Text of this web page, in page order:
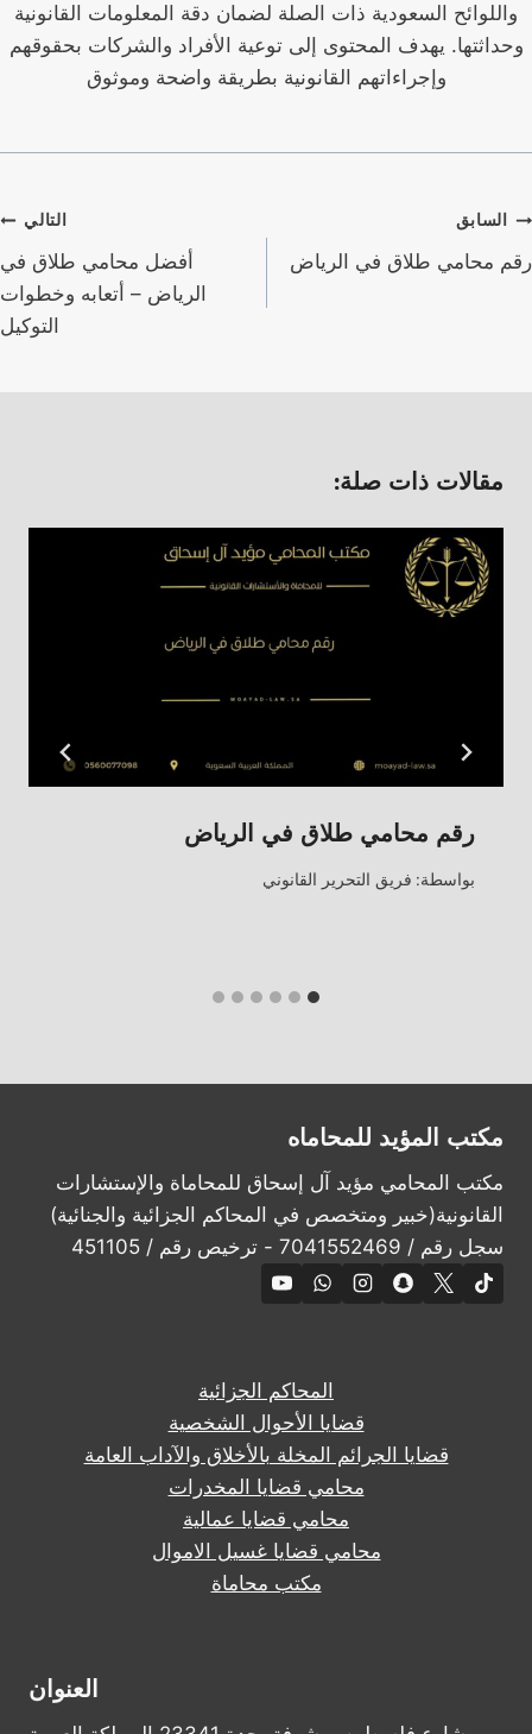
واللوائح السعودية ذات الصلة لضمان دقة المعلومات القانونية
وحداثتها. يهدف المحتوى إلى توعية الأفراد والشركات بحقوقهم
وإجراءاتهم القانونية بطريقة واضحة وموثوق
تصفّح
المقالات
السابق
رقم محامي طلاق في الرياض
التالي
أفضل محامي طلاق في
الرياض – أتعابه وخطوات
التوكيل
مقالات ذات صلة:
رقم محامي طلاق في الرياض
بواسطة: فريق التحرير القانوني
مكتب المؤيد للمحاماه
مكتب المحامي مؤيد آل إسحاق للمحاماة والإستشارات
القانونية(خبير ومتخصص في المحاكم الجزائية والجنائية)
سجل رقم / 7041552469 - ترخيص رقم / 451105
المحاكم الجزائية
قضايا الأحوال الشخصية
قضايا الجرائم المخلة بالأخلاق والآداب العامة
محامي قضايا المخدرات
محامي قضايا عمالية
محامي قضايا غسيل الاموال
مكتب محاماة
العنوان